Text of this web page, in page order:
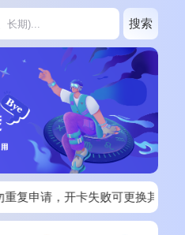
搜索
复申请，开卡失败可更换其他套